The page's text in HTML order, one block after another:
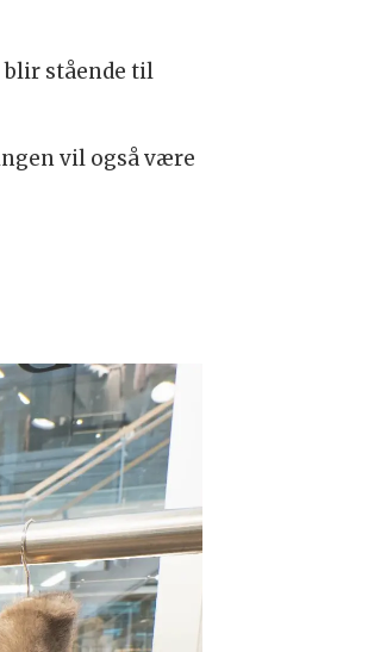
blir stående til
vil også være